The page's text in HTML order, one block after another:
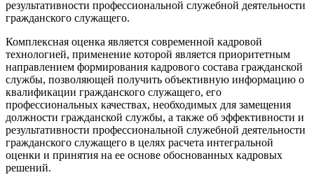
результативности профессиональной служебной деятельности
гражданского служащего.
Комплексная оценка является современной кадровой
технологией, применение которой является приоритетным
направлением формирования кадрового состава гражданской
службы, позволяющей получить объективную информацию о
квалификации гражданского служащего, его
профессиональных качествах, необходимых для замещения
должности гражданской службы, а также об эффективности и
результативности профессиональной служебной деятельности
гражданского служащего в целях расчета интегральной
оценки и принятия на ее основе обоснованных кадровых
решений.